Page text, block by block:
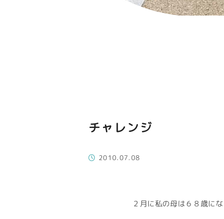
チャレンジ
2010.07.08
２月に私の母は６８歳にな